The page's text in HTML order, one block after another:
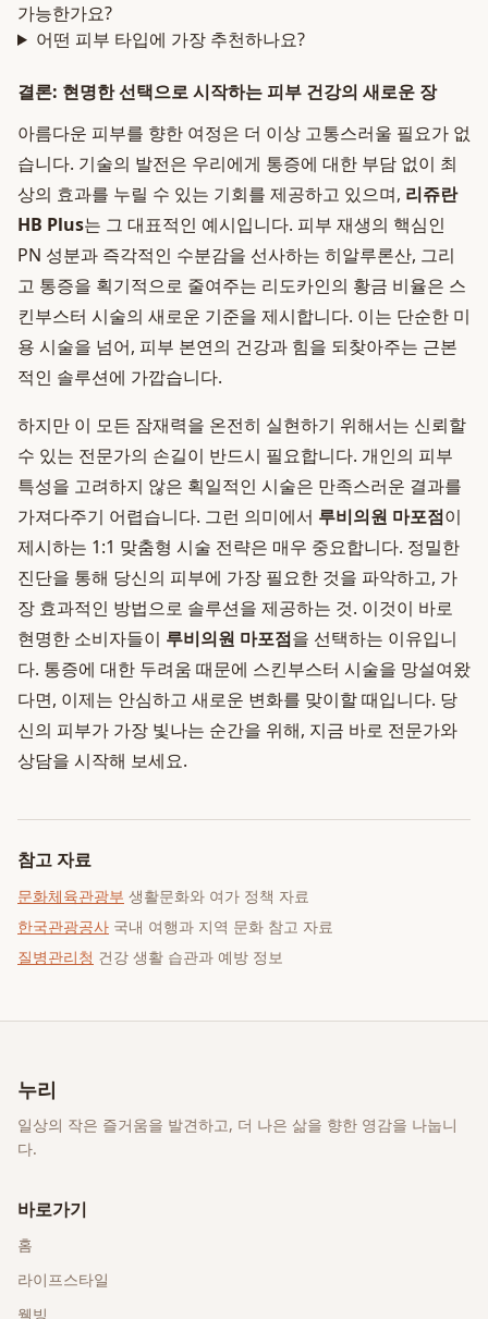
가능한가요?
어떤 피부 타입에 가장 추천하나요?
결론: 현명한 선택으로 시작하는 피부 건강의 새로운 장
아름다운 피부를 향한 여정은 더 이상 고통스러울 필요가 없
습니다. 기술의 발전은 우리에게 통증에 대한 부담 없이 최
상의 효과를 누릴 수 있는 기회를 제공하고 있으며, 리쥬란
HB Plus는 그 대표적인 예시입니다. 피부 재생의 핵심인
PN 성분과 즉각적인 수분감을 선사하는 히알루론산, 그리
고 통증을 획기적으로 줄여주는 리도카인의 황금 비율은 스
킨부스터 시술의 새로운 기준을 제시합니다. 이는 단순한 미
용 시술을 넘어, 피부 본연의 건강과 힘을 되찾아주는 근본
적인 솔루션에 가깝습니다.
하지만 이 모든 잠재력을 온전히 실현하기 위해서는 신뢰할
수 있는 전문가의 손길이 반드시 필요합니다. 개인의 피부
특성을 고려하지 않은 획일적인 시술은 만족스러운 결과를
가져다주기 어렵습니다. 그런 의미에서 루비의원 마포점이
제시하는 1:1 맞춤형 시술 전략은 매우 중요합니다. 정밀한
진단을 통해 당신의 피부에 가장 필요한 것을 파악하고, 가
장 효과적인 방법으로 솔루션을 제공하는 것. 이것이 바로
현명한 소비자들이 루비의원 마포점을 선택하는 이유입니
다. 통증에 대한 두려움 때문에 스킨부스터 시술을 망설여왔
다면, 이제는 안심하고 새로운 변화를 맞이할 때입니다. 당
신의 피부가 가장 빛나는 순간을 위해, 지금 바로 전문가와
상담을 시작해 보세요.
참고 자료
문화체육관광부 생활문화와 여가 정책 자료
한국관광공사 국내 여행과 지역 문화 참고 자료
질병관리청 건강 생활 습관과 예방 정보
누리
일상의 작은 즐거움을 발견하고, 더 나은 삶을 향한 영감을 나눕니
다.
바로가기
홈
라이프스타일
웰빙